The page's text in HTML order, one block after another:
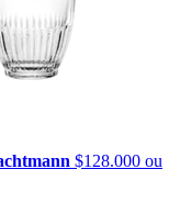
$128.000 ou